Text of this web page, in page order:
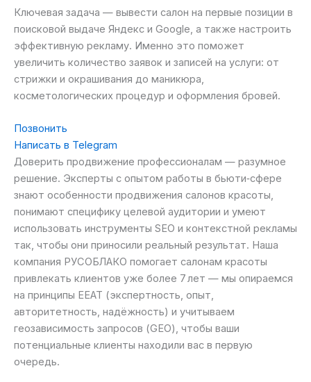
Ключевая задача — вывести салон на первые позиции в
поисковой выдаче Яндекс и Google, а также настроить
эффективную рекламу. Именно это поможет
увеличить количество заявок и записей на услуги: от
стрижки и окрашивания до маникюра,
косметологических процедур и оформления бровей.
Позвонить
Написать в Telegram
Доверить продвижение профессионалам — разумное
решение. Эксперты с опытом работы в бьюти‑сфере
знают особенности продвижения салонов красоты,
понимают специфику целевой аудитории и умеют
использовать инструменты SEO и контекстной рекламы
так, чтобы они приносили реальный результат. Наша
компания РУСОБЛАКО помогает салонам красоты
привлекать клиентов уже более 7 лет — мы опираемся
на принципы EEAT (экспертность, опыт,
авторитетность, надёжность) и учитываем
геозависимость запросов (GEO), чтобы ваши
потенциальные клиенты находили вас в первую
очередь.